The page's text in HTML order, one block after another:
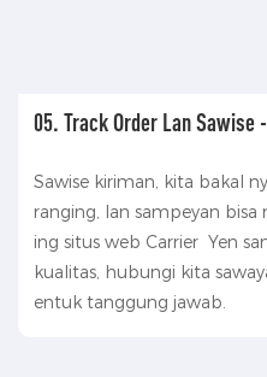
05. Track Order Lan Sawise
Sawise kiriman, kita bakal
ranging, lan sampeyan
ing situs web Carrier Yen
kualitas, hubungi kita
entuk tanggung jawab.